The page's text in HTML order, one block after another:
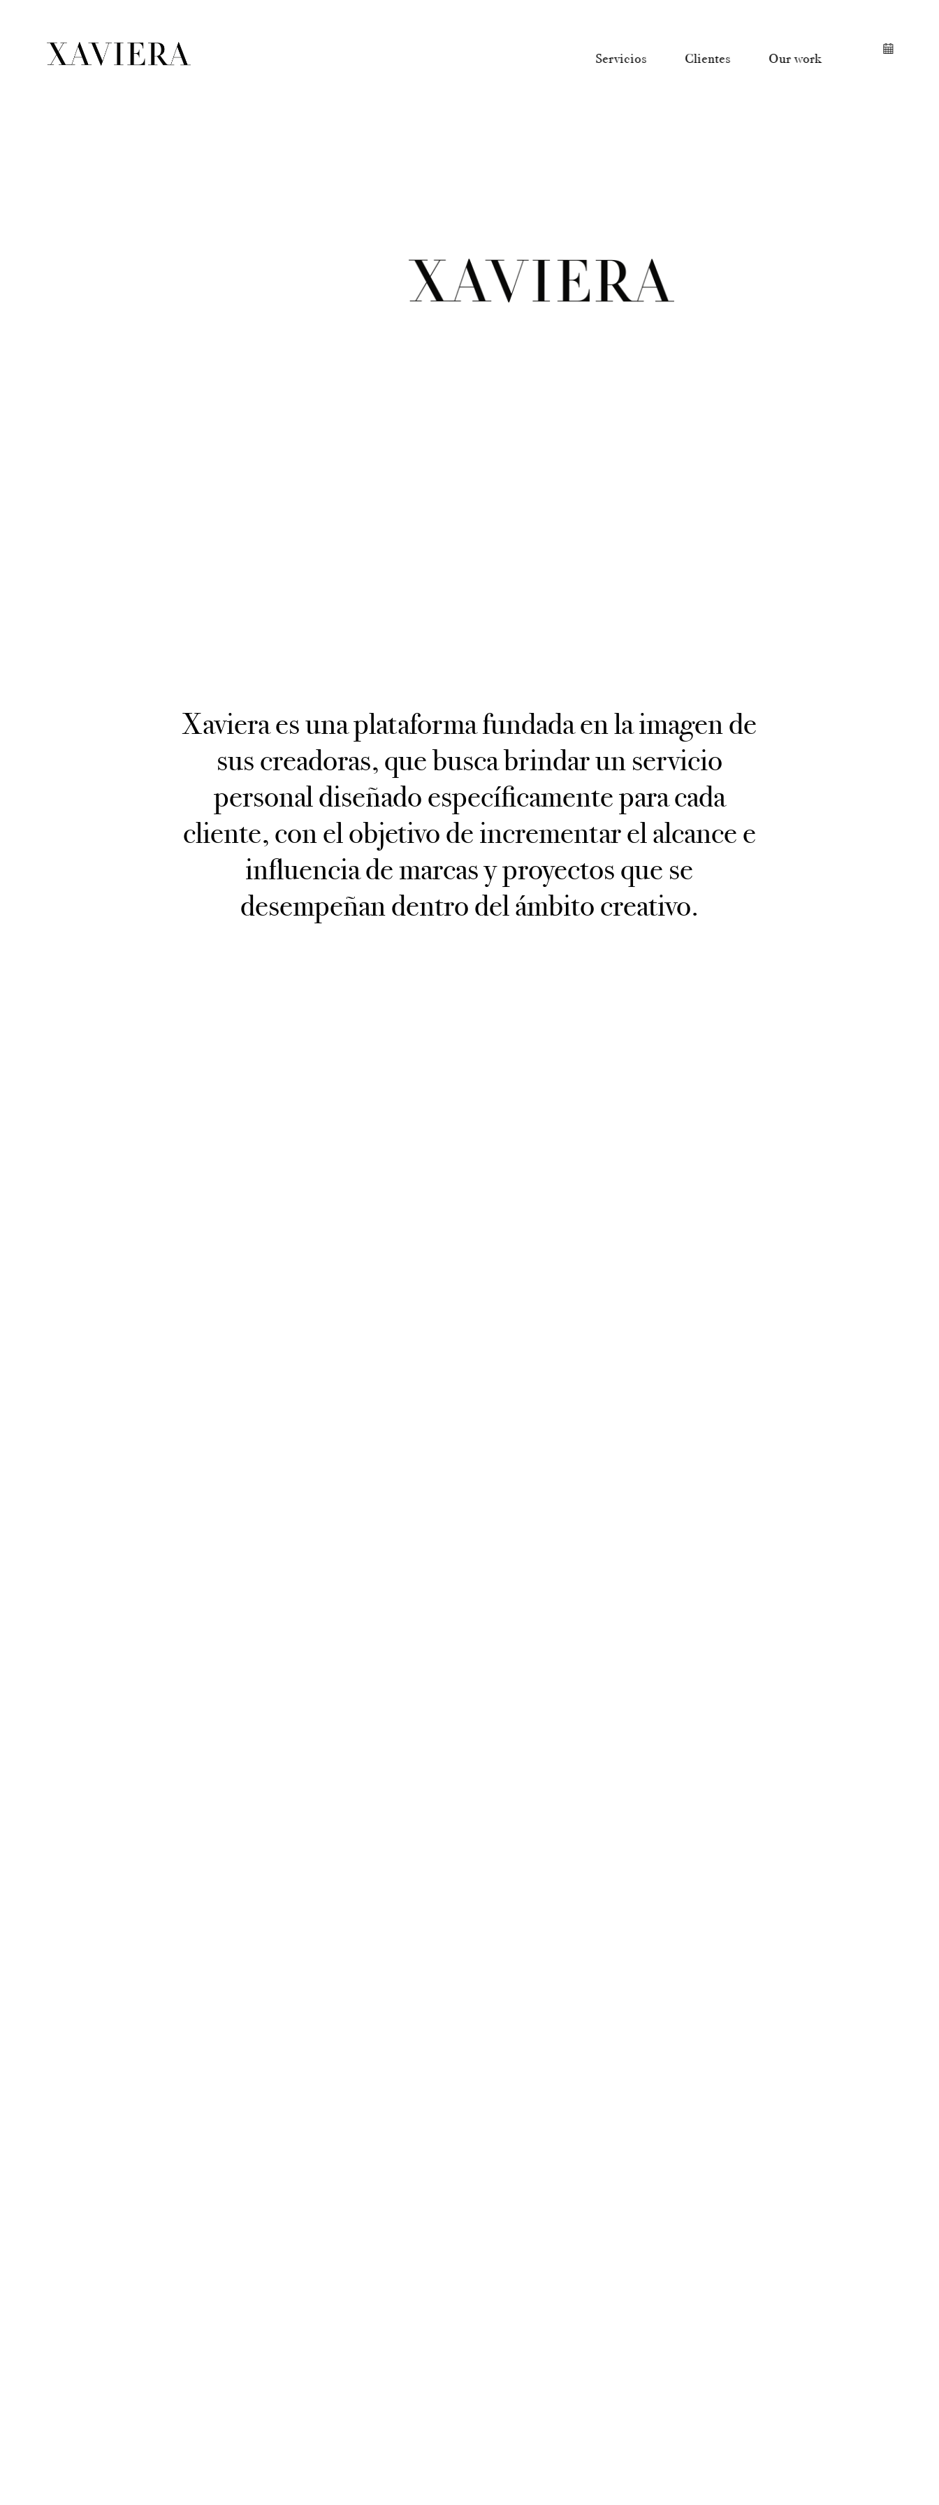
Servicios Clientes Our work
Xaviera es una plataforma fundada en la imagen de
sus creadoras, que busca brindar un servicio
personal diseñado específicamente para cada
cliente, con el objetivo de incrementar el alcance e
influencia de marcas y proyectos que se
desempeñan dentro del ámbito creativo.